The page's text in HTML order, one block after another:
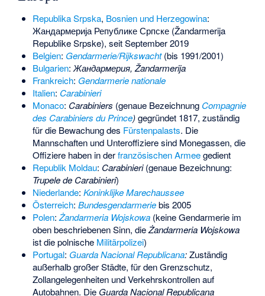
Republika Srpska, Bosnien und Herzegowina:
Жандармерија Републике Српске (Žandarmerija
Republike Srpske), seit September 2019
Belgien: Gendarmerie/Rijkswacht(bis 1991/2001)
Bulgarien: Жандармерия, Žandarmerija
Frankreich: Gendarmerie nationale
Italien: Carabinieri
Monaco: Carabiniers (genaue Bezeichnung Compagnie
des Carabiniers du Prince)gegründet 1817, zuständig
für die Bewachung des Fürstenpalasts. Die
Mannschaften und Unteroffiziere sind Monegassen, die
Offiziere haben in derfranzösischen Armeegedient
Republik Moldau: Carabinieri(genaue Bezeichnung:
Trupele de Carabinieri)
Niederlande: Koninklijke Marechaussee
Österreich: Bundesgendarmeriebis 2005
Polen: Żandarmeria Wojskowa(keine Gendarmerie im
oben beschriebenen Sinn, dieŻandarmeria Wojskowa
ist die polnische Militärpolizei)
Portugal: Guarda Nacional Republicana:Zuständig
außerhalb großer Städte, für den Grenzschutz,
Zollangelegenheiten und Verkehrskontrollen auf
Autobahnen. Die Guarda Nacional Republicana